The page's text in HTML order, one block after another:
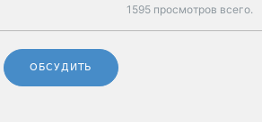
1595 просмотров всего.
ОБСУДИТЬ